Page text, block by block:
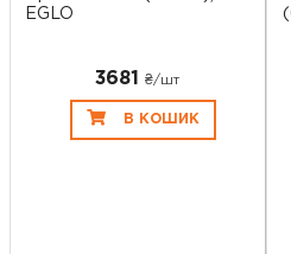
EGLO
3681 ₴/шт
В КОШИК